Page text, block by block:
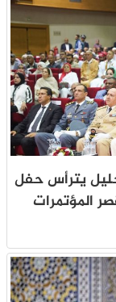
يترأس حفل
المؤتمرات